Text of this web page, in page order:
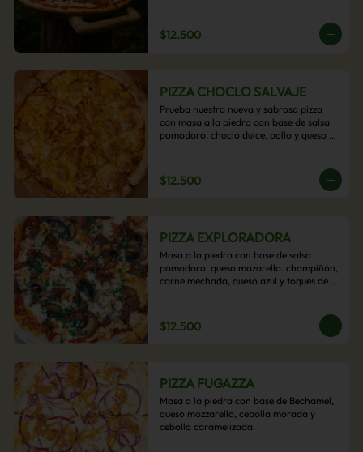
$12.500
PIZZA CHOCLO SALVAJE
Prueba nuestra nueva y sabrosa pizza
con masa a la piedra con base de salsa
pomodoro, choclo dulce, pollo y queso
$12.500
PIZZA EXPLORADORA
Masa a la piedra con base de salsa
pomodoro, queso mozarella. champiñón,
carne mechada, queso azul y toques de
$12.500
PIZZA FUGAZZA
Masa a la piedra con base de Bechamel,
queso mozzarella, cebolla morada y
cebolla caramelizada.